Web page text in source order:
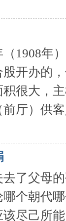
1908年
开办的
很大，
厅）供
了父母
个朝代
尽己所